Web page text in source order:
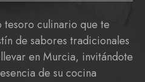
tesoro culinario que te
de sabores tradicionales
en Murcia, invitándote
de su cocina